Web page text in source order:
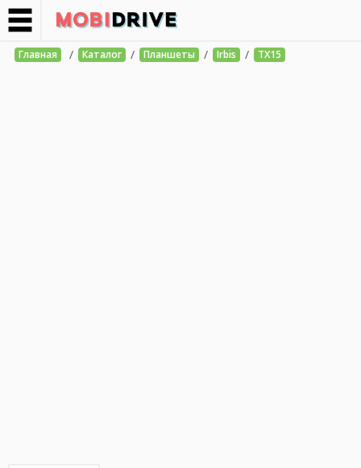
Главная / Каталог / Планшеты / Irbis / TX15